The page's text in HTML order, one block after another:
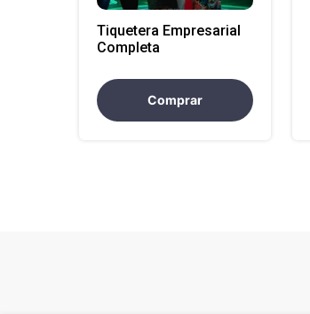
Tiquetera Empresarial
Completa
Comprar